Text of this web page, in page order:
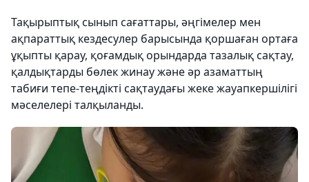
Тақырыптық сынып сағаттары, әңгімелер мен
ақпараттық кездесулер барысында қоршаған ортаға
ұқыпты қарау, қоғамдық орындарда тазалық сақтау,
қалдықтарды бөлек жинау және әр азаматтың
табиғи тепе-теңдікті сақтаудағы жеке жауапкершілігі
мәселелері талқыланды.